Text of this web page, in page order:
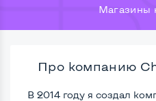
Магазины
Про компанию
В 2014 году я создал